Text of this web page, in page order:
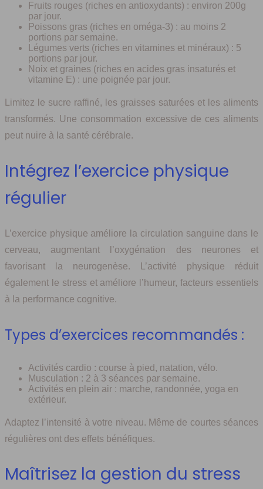
Fruits rouges (riches en antioxydants) : environ 200g
par jour.
Poissons gras (riches en oméga-3) : au moins 2
portions par semaine.
Légumes verts (riches en vitamines et minéraux) : 5
portions par jour.
Noix et graines (riches en acides gras insaturés et
vitamine E) : une poignée par jour.
Limitez le sucre raffiné, les graisses saturées et les aliments
transformés. Une consommation excessive de ces aliments
peut nuire à la santé cérébrale.
Intégrez l’exercice physique
régulier
L’exercice physique améliore la circulation sanguine dans le
cerveau, augmentant l’oxygénation des neurones et
favorisant la neurogenèse. L’activité physique réduit
également le stress et améliore l’humeur, facteurs essentiels
à la performance cognitive.
Types d’exercices recommandés :
Activités cardio : course à pied, natation, vélo.
Musculation : 2 à 3 séances par semaine.
Activités en plein air : marche, randonnée, yoga en
extérieur.
Adaptez l’intensité à votre niveau. Même de courtes séances
régulières ont des effets bénéfiques.
Maîtrisez la gestion du stress